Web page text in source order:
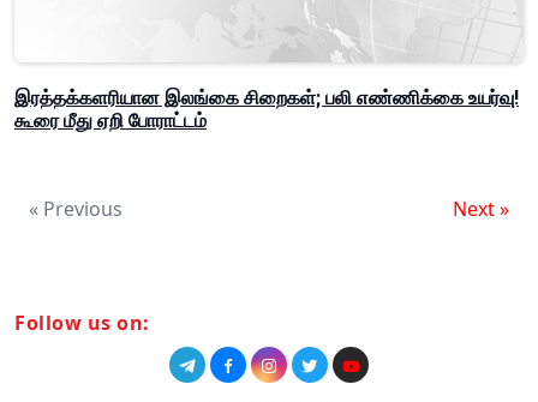
இரத்தக்களரியான இலங்கை சிறைகள்; பலி எண்ணிக்கை உயர்வு!
கூரை மீது ஏறி போராட்டம்
« Previous Next »
Follow us on: